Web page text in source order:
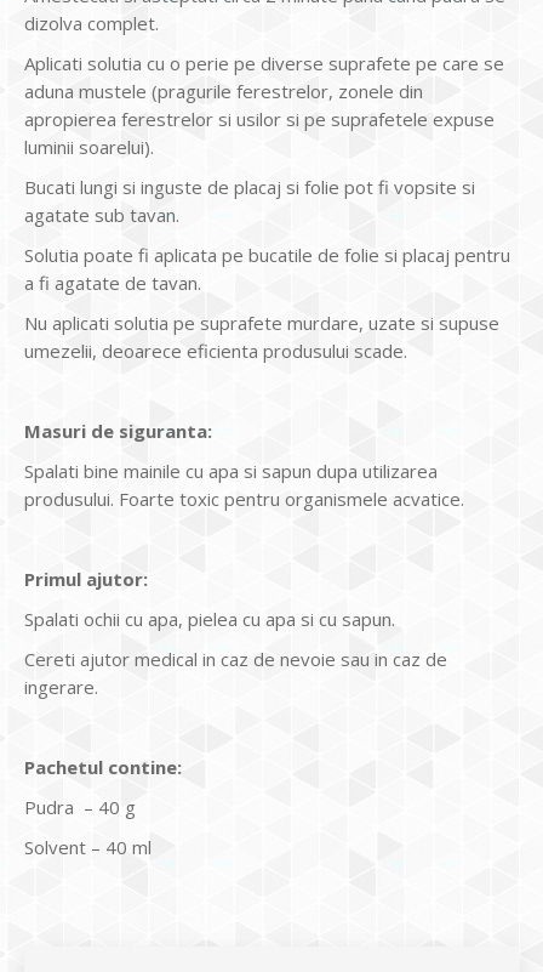
dizolva complet.
Aplicati solutia cu o perie pe diverse suprafete pe care se
aduna mustele (pragurile ferestrelor, zonele din
apropierea ferestrelor si usilor si pe suprafetele expuse
luminii soarelui).
Bucati lungi si inguste de placaj si folie pot fi vopsite si
agatate sub tavan.
Solutia poate fi aplicata pe bucatile de folie si placaj pentru
a fi agatate de tavan.
Nu aplicati solutia pe suprafete murdare, uzate si supuse
umezelii, deoarece eficienta produsului scade.
Masuri de siguranta:
Spalati bine mainile cu apa si sapun dupa utilizarea
produsului. Foarte toxic pentru organismele acvatice.
Primul ajutor:
Spalati ochii cu apa, pielea cu apa si cu sapun.
Cereti ajutor medical in caz de nevoie sau in caz de
ingerare.
Pachetul contine:
Pudra – 40 g
Solvent – 40 ml